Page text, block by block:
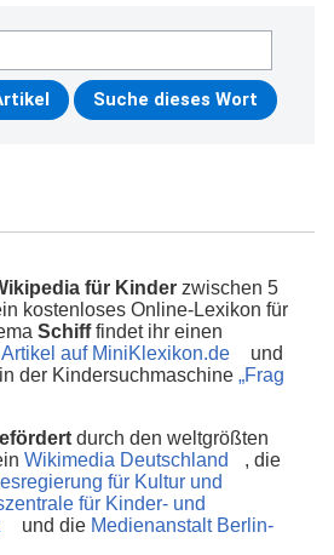
für Kinder zwischen 5
kostenloses Online-Lexikon für
Schifffindet ihr einen
auf MiniKlexikon.de
und
der Kindersuchmaschine „Frag
durch den weltgrößten
Wikimedia Deutschland
, die
für Kultur und
für Kinder- und
und die Medienanstalt Berlin-